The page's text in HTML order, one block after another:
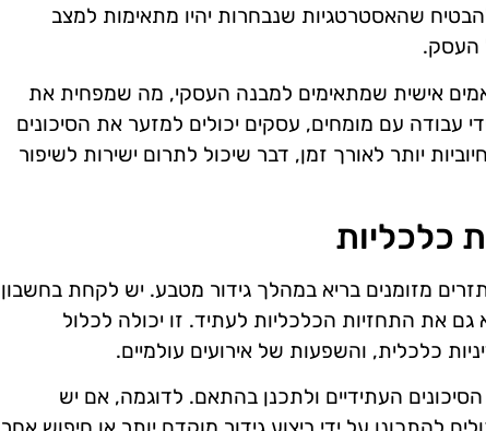
שהאסטרטגיות שנבחרות יהיו מתאימות למצב
העסק.
אישית שמתאימים למבנה העסקי, מה שמפחית את
עבודה עם מומחים, עסקים יכולים למזער את הסיכונים
יותר לאורך זמן, דבר שיכול לתרום ישירות לשיפור
כלכליות
מזומנים בריא במהלך גידור מטבע. יש לקחת בחשבון
גם את התחזיות הכלכליות לעתיד. זו יכולה לכלול
כלכלית, והשפעות של אירועים עולמיים.
העתידיים ולתכנן בהתאם. לדוגמה, אם יש